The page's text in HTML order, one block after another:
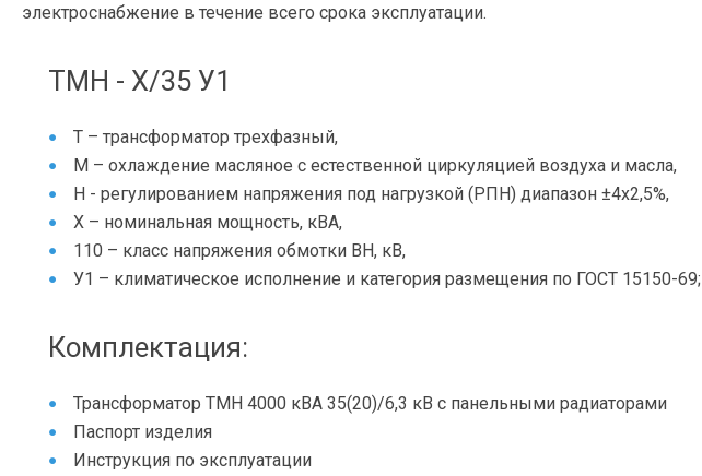
электроснабжение в течение всего срока эксплуатации.
ТМН - Х/35 У1
Т – трансформатор трехфазный,
М – охлаждение масляное с естественной циркуляцией воздуха и масла,
Н - регулированием напряжения под нагрузкой (РПН) диапазон ±4х2,5%,
Х – номинальная мощность, кВА,
110 – класс напряжения обмотки ВН, кВ,
У1 – климатическое исполнение и категория размещения по ГОСТ 15150-69;
Комплектация:
Трансформатор ТМН 4000 кВА 35(20)/6,3 кВ с панельными радиаторами
Паспорт изделия
Инструкция по эксплуатации